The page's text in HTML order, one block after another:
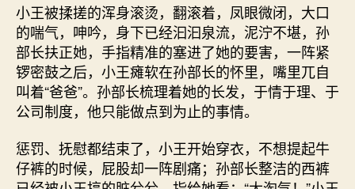
小王被揉搓的浑身滚烫，翻滚着，凤眼微闭，大口
的喘气，呻吟，身下已经汩汩泉流，泥泞不堪，孙
部长扶正她，手指精准的塞进了她的要害，一阵紧
锣密鼓之后，小王瘫软在孙部长的怀里，嘴里兀自
叫着“爸爸”。孙部长梳理着她的长发，于情于理、于
公司制度，他只能做点到为止的事情。
惩罚、抚慰都结束了，小王开始穿衣，不想提起牛
仔裤的时候，屁股却一阵剧痛；孙部长整洁的西裤